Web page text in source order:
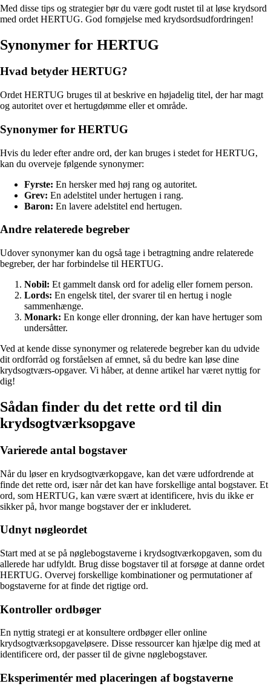
Med disse tips og strategier bør du være godt rustet til at løse krydsord
med ordet HERTUG. God fornøjelse med krydsordsudfordringen!
Synonymer for HERTUG
Hvad betyder HERTUG?
Ordet HERTUG bruges til at beskrive en højadelig titel, der har magt
og autoritet over et hertugdømme eller et område.
Synonymer for HERTUG
Hvis du leder efter andre ord, der kan bruges i stedet for HERTUG,
kan du overveje følgende synonymer:
Fyrste: En hersker med høj rang og autoritet.
Grev: En adelstitel under hertugen i rang.
Baron: En lavere adelstitel end hertugen.
Andre relaterede begreber
Udover synonymer kan du også tage i betragtning andre relaterede
begreber, der har forbindelse til HERTUG.
Nobil: Et gammelt dansk ord for adelig eller fornem person.
Lords: En engelsk titel, der svarer til en hertug i nogle
sammenhænge.
Monark: En konge eller dronning, der kan have hertuger som
undersåtter.
Ved at kende disse synonymer og relaterede begreber kan du udvide
dit ordforråd og forståelsen af emnet, så du bedre kan løse dine
krydsogtværs-opgaver. Vi håber, at denne artikel har været nyttig for
dig!
Sådan finder du det rette ord til din
krydsogtværksopgave
Varierede antal bogstaver
Når du løser en krydsogtværkopgave, kan det være udfordrende at
finde det rette ord, især når det kan have forskellige antal bogstaver. Et
ord, som HERTUG, kan være svært at identificere, hvis du ikke er
sikker på, hvor mange bogstaver der er inkluderet.
Udnyt nøgleordet
Start med at se på nøglebogstaverne i krydsogtværkopgaven, som du
allerede har udfyldt. Brug disse bogstaver til at forsøge at danne ordet
HERTUG. Overvej forskellige kombinationer og permutationer af
bogstaverne for at finde det rigtige ord.
Kontroller ordbøger
En nyttig strategi er at konsultere ordbøger eller online
krydsogtværksopgaveløsere. Disse ressourcer kan hjælpe dig med at
identificere ord, der passer til de givne nøglebogstaver.
Eksperimentér med placeringen af bogstaverne